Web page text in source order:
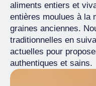
aliments entiers et
entières moulues à la
graines anciennes.
traditionnelles en
actuelles pour
authentiques et sains.